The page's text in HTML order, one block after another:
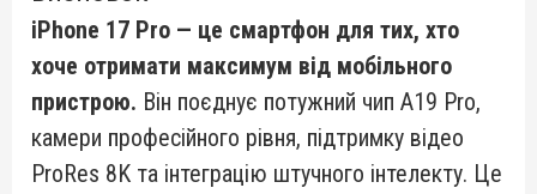
iPhone 17 Pro — це смартфон для тих, хто
хоче отримати максимум від мобільного
пристрою. Він поєднує потужний чип A19 Pro,
камери професійного рівня, підтримку відео
ProRes 8K та інтеграцію штучного інтелекту. Це